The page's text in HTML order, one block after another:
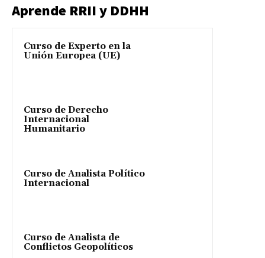
Aprende RRII y DDHH
Curso de Experto en la
Unión Europea (UE)
Curso de Derecho
Internacional
Humanitario
Curso de Analista Político
Internacional
Curso de Analista de
Conflictos Geopolíticos